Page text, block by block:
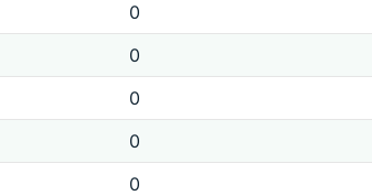
0
0
0
0
0